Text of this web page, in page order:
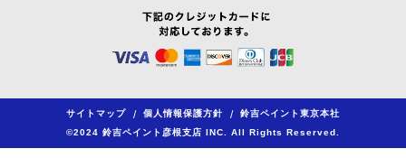
サイトマップ / 個人情報保護方針 /
鈴吉ペイント東京本社
©2024 鈴吉ペイント彦根支店 INC. All Rights Reserved.